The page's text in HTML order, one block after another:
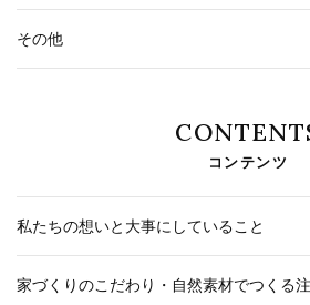
その他
コンテンツ
私たちの想いと大事にしていること
家づくりのこだわり・自然素材でつくる